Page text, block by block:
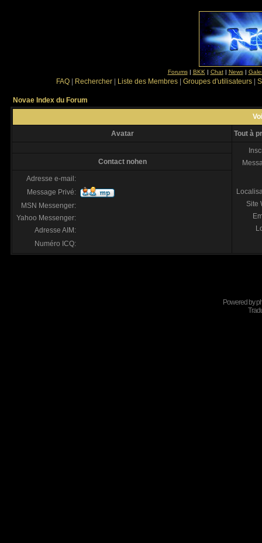
Forums| BKK | Chat| News|
FAQ Rechercher Liste des Membres Groupes d'utilisateurs
Novae Index du Forum
Avatar Tout à
Site
Contact nohen
Adresse e-mail:
Message Privé:
MSN Messenger:
Yahoo Messenger:
Adresse AIM:
Numéro ICQ:
Powered by